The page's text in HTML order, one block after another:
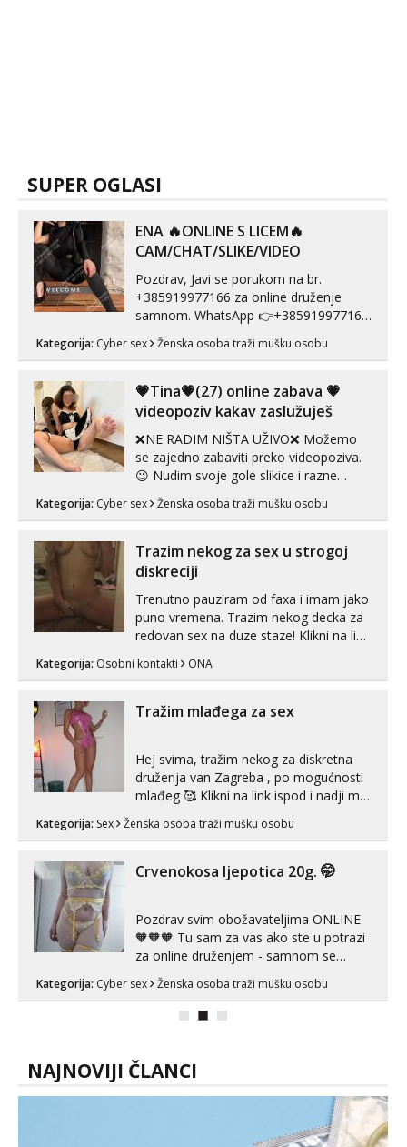
SUPER OGLASI
ENA 🔥ONLINE S LICEM🔥
CAM/CHAT/SLIKE/VIDEO
Pozdrav, Javi se porukom na br.
+385919977166 za online druženje
samnom. WhatsApp 👉+385919977166
Telegram 👉@enafriedrichkis Radim
videopozive s licem, solo i s partnerom,
kombinacije halteri, haljine, štikle,
samostojeće itd. Nudim svakakva videa
seksa, puš...
Kategorija: Cyber sex Ženska osoba traži mušku osobu
💗Tina💗(27) online zabava 💗
videopoziv kakav zaslužuješ
❌NE RADIM NIŠTA UŽIVO❌ Možemo
se zajedno zabaviti preko videopoziva.
😉 Nudim svoje gole slikice i razne
videouradke. 🤩 Za online zabavu pošalji
poruku na Whatsapp, Telegram ili Viber.
autentičnosti možeš me vidjeti na
videopozivu. 😉 S vama sam vec 5 ...
Kategorija: Cyber sex Ženska osoba traži mušku osobu
Trazim nekog za sex u strogoj
diskreciji
Trenutno pauziram od faxa i imam jako
puno vremena. Trazim nekog decka za
redovan sex na duze staze! Klikni na link
Kategorija: Osobni kontakti ONA
Tražim mlađega za sex
Hej svima, tražim nekog za diskretna
druženja van Zagreba , po mogućnosti
mlađeg 🥰 Klikni na link ispod i nadji me
Kategorija: Sex Ženska osoba traži mušku osobu
Crvenokosa ljepotica 20g. 🤭
Pozdrav svim obožavateljima ONLINE
🧡🧡🧡 Tu sam za vas ako ste u potrazi
za online druženjem - samnom se
možete zabaviti preko videopoziva, ili
ako vam nisam dovoljna radim i u paru i
trojci s kolegicama, svaka je drugačija
Kategorija: Cyber sex Ženska osoba traži mušku osobu
NAJNOVIJI ČLANCI